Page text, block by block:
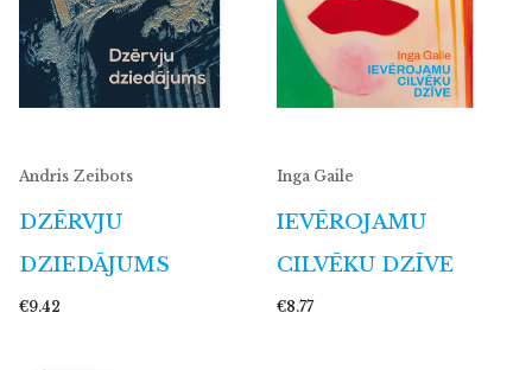
Andris Zeibots
DZĒRVJU
DZIEDĀJUMS
€9.42
Inga Gaile
IEVĒROJAMU
CILVĒKU DZĪVE
€8.77